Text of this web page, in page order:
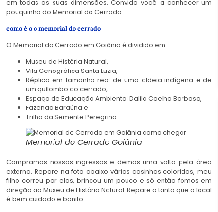
em todas as suas dimensões. Convido você a conhecer um
pouquinho do Memorial do Cerrado.
como é o o memorial do cerrado
O Memorial do Cerrado em Goiânia é dividido em:
Museu de História Natural,
Vila Cenográfica Santa Luzia,
Réplica em tamanho real de uma aldeia indígena e de
um quilombo do cerrado,
Espaço de Educação Ambiental Dalila Coelho Barbosa,
Fazenda Baraúna e
Trilha da Semente Peregrina.
Memorial do Cerrado Goiânia
Compramos nossos ingressos e demos uma volta pela área
externa. Repare na foto abaixo várias casinhas coloridas, meu
filho correu por elas, brincou um pouco e só então fomos em
direção ao Museu de História Natural. Repare o tanto que o local
é bem cuidado e bonito.